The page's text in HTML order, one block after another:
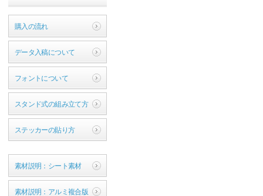
購入の流れ
データ入稿について
フォントについて
スタンド式の組み立て方
ステッカーの貼り方
素材説明：シート素材
素材説明：アルミ複合版